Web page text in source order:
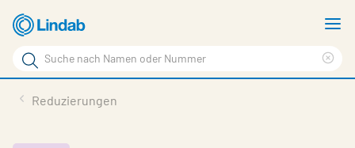
Zum
Hauptinhalt
Suchbegriff
Seite
durchsuchen
Reduzierungen